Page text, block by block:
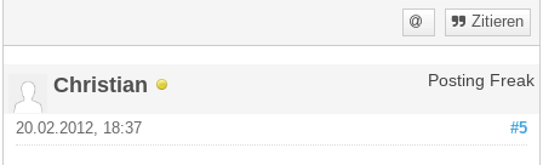
Zitieren
Christian Posting Freak
#5
20.02.2012, 18:37